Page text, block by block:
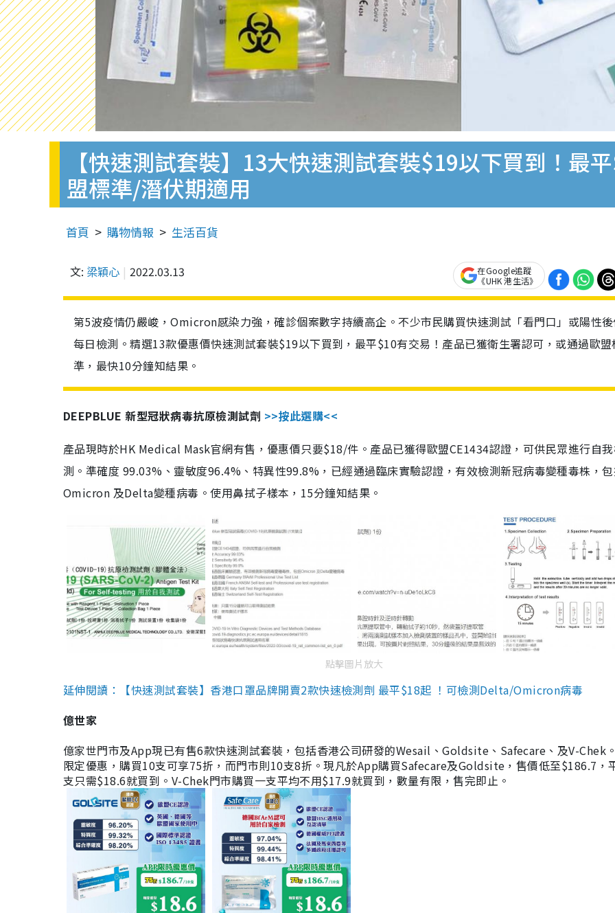
【快速測試套裝】13大快速測試套裝$19以下買到！最
盟標準/潛伏期適用
首頁 購物情報 生活百貨
文: 梁穎心 2022.03.13
在Google追蹤
《UHK 港生活》
第5波疫情仍嚴峻，Omicron感染力強，確診個案數字持續高企。不少市民購買快速測試「看門口」或陽性
每日檢測。精選13款優惠價快速測試套裝$19以下買到，最平$10有交易！產品已獲衛生署認可，或通過歐盟
準，最快10分鐘知結果。
DEEPBLUE 新型冠狀病毒抗原檢測試劑 >>按此選購<<
產品現時於HK Medical Mask官網有售，優惠價只要$18/件。產品已獲得歐盟CE1434認證，可供民眾進行自
測。準確度 99.03%、靈敏度96.4%、特異性99.8%，已經通過臨床實驗認證，有效檢測新冠病毒變種毒株，
Omicron 及Delta變種病毒。使用鼻拭子樣本，15分鐘知結果。
點擊圖片放大
延伸閱讀：【快速測試套裝】香港口罩品牌開賣2款快速檢測劑 最平$18起 ！可檢測Delta/Omicron病毒
億世家
億家世門市及App現已有售6款快速測試套裝，包括香港公司研發的Wesail、Goldsite、Safecare、及V-Chek
限定優惠，購買10支可享75折，而門市則10支8折。現凡於App購買Safecare及Goldsite，售價低至$186.7，
支只需$18.6就買到。V-Chek門市購買一支平均不用$17.9就買到，數量有限，售完即止。